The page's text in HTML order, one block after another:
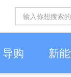
导购 新